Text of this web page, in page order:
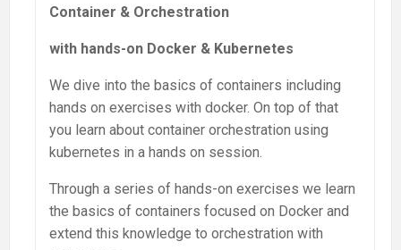
Container & Orchestration
with hands-on Docker & Kubernetes
We dive into the basics of containers including
hands on exercises with docker. On top of that
you learn about container orchestration using
kubernetes in a hands on session.
Through a series of hands-on exercises we learn
the basics of containers focused on Docker and
extend this knowledge to orchestration with